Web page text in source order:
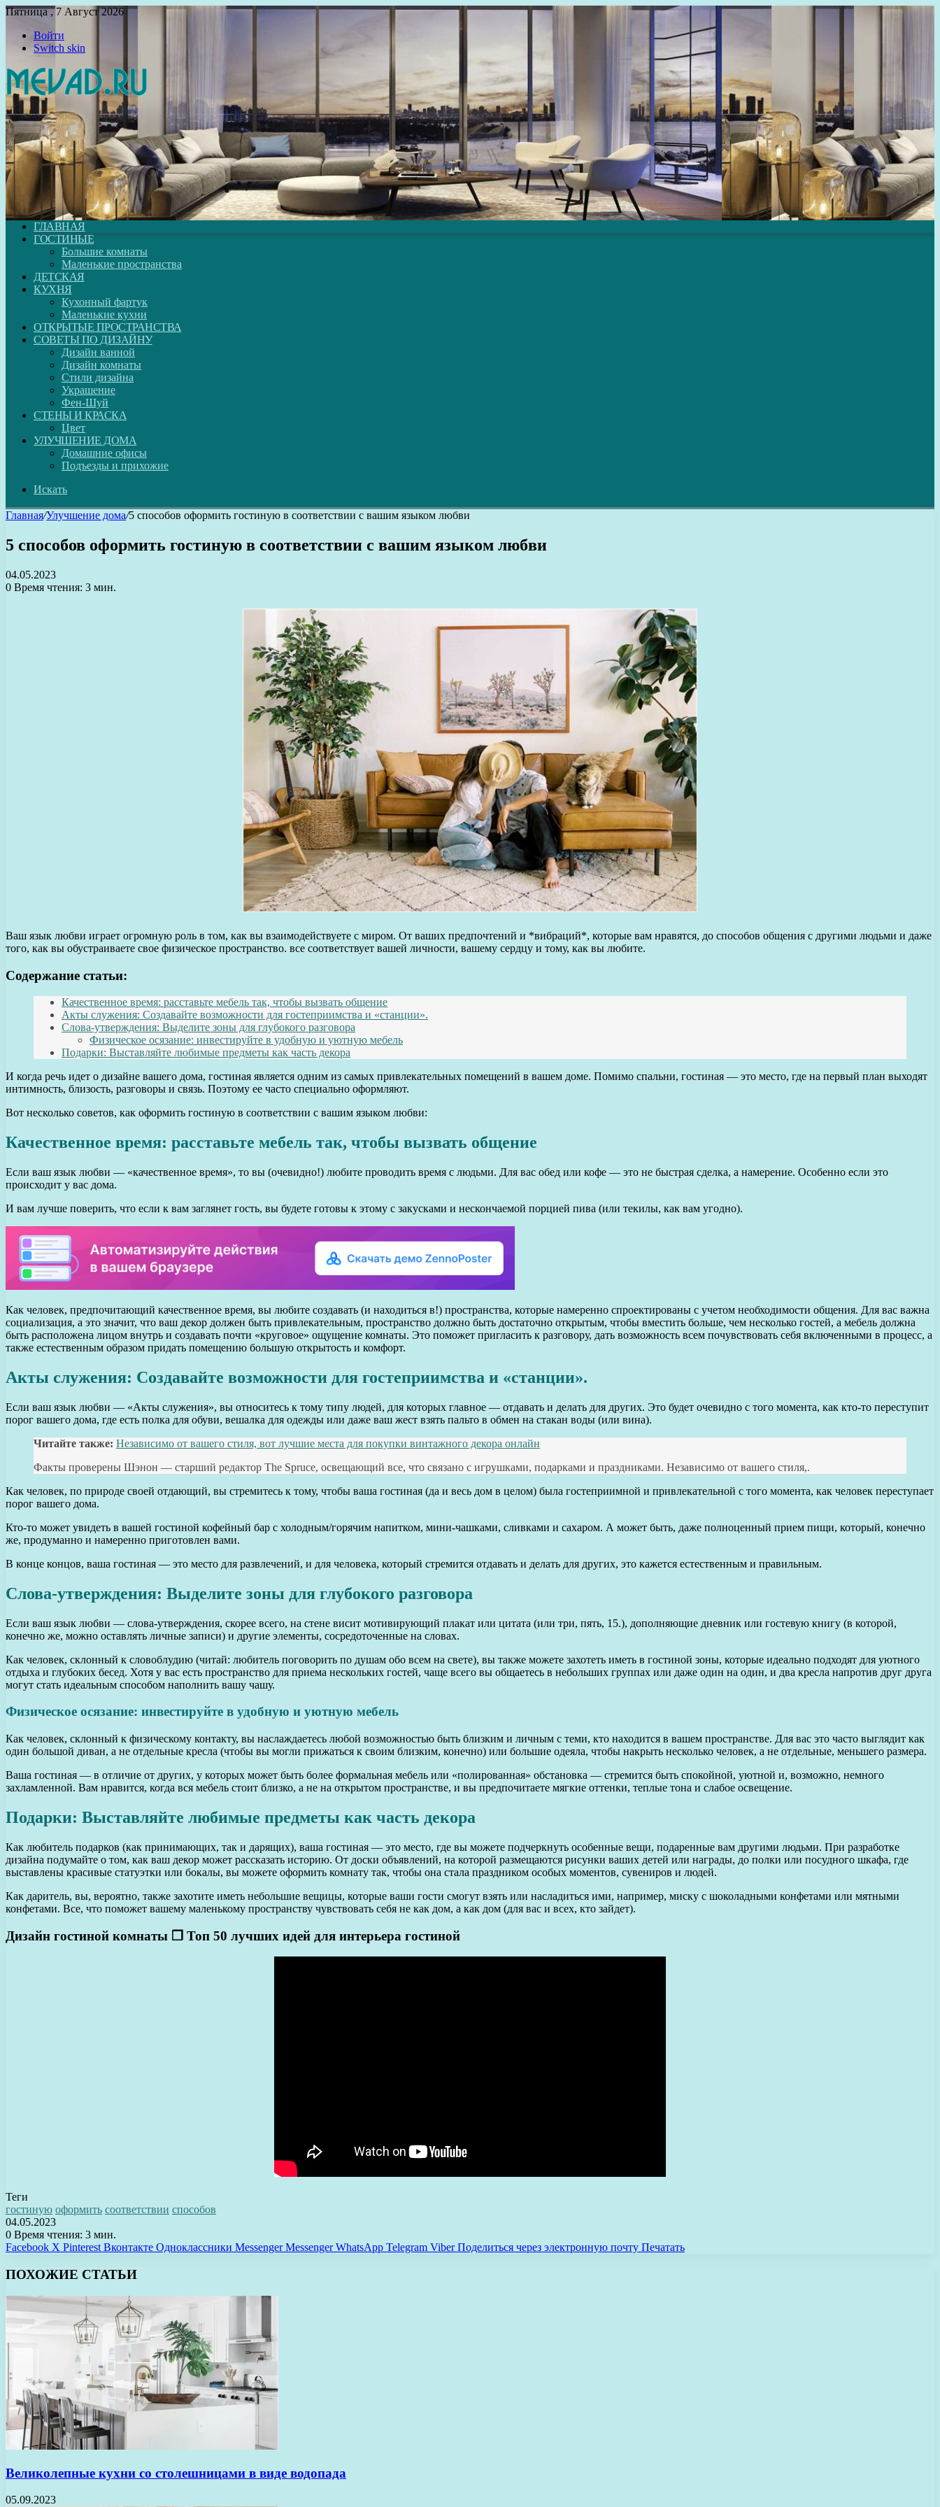
Пятница , 7 Август 2026
Войти
Switch skin
ГЛАВНАЯ
ГОСТИНЫЕ
Большие комнаты
Маленькие пространства
ДЕТСКАЯ
КУХНЯ
Кухонный фартук
Маленькие кухни
ОТКРЫТЫЕ ПРОСТРАНСТВА
СОВЕТЫ ПО ДИЗАЙНУ
Дизайн ванной
Дизайн комнаты
Стили дизайна
Украшение
Фен-Шуй
СТЕНЫ И КРАСКА
Цвет
УЛУЧШЕНИЕ ДОМА
Домашние офисы
Подъезды и прихожие
Искать
Главная/Улучшение дома/5 способов оформить гостиную в соответствии с вашим языком любви
5 способов оформить гостиную в соответствии с вашим языком любви
04.05.2023
0 Время чтения: 3 мин.
Ваш язык любви играет огромную роль в том, как вы взаимодействуете с миром. От ваших предпочтений и *вибраций*, которые вам нравятся, до способов общения с другими людьми и даже
того, как вы обустраиваете свое физическое пространство. все соответствует вашей личности, вашему сердцу и тому, как вы любите.
Содержание статьи:
Качественное время: расставьте мебель так, чтобы вызвать общение
Акты служения: Создавайте возможности для гостеприимства и «станции».
Слова-утверждения: Выделите зоны для глубокого разговора
Физическое осязание: инвестируйте в удобную и уютную мебель
Подарки: Выставляйте любимые предметы как часть декора
И когда речь идет о дизайне вашего дома, гостиная является одним из самых привлекательных помещений в вашем доме. Помимо спальни, гостиная — это место, где на первый план выходят
интимность, близость, разговоры и связь. Поэтому ее часто специально оформляют.
Вот несколько советов, как оформить гостиную в соответствии с вашим языком любви:
Качественное время: расставьте мебель так, чтобы вызвать общение
Если ваш язык любви — «качественное время», то вы (очевидно!) любите проводить время с людьми. Для вас обед или кофе — это не быстрая сделка, а намерение. Особенно если это
происходит у вас дома.
И вам лучше поверить, что если к вам заглянет гость, вы будете готовы к этому с закусками и нескончаемой порцией пива (или текилы, как вам угодно).
Как человек, предпочитающий качественное время, вы любите создавать (и находиться в!) пространства, которые намеренно спроектированы с учетом необходимости общения. Для вас важна
социализация, а это значит, что ваш декор должен быть привлекательным, пространство должно быть достаточно открытым, чтобы вместить больше, чем несколько гостей, а мебель должна
быть расположена лицом внутрь и создавать почти «круговое» ощущение комнаты. Это поможет пригласить к разговору, дать возможность всем почувствовать себя включенными в процесс, а
также естественным образом придать помещению большую открытость и комфорт.
Акты служения: Создавайте возможности для гостеприимства и «станции».
Если ваш язык любви — «Акты служения», вы относитесь к тому типу людей, для которых главное — отдавать и делать для других. Это будет очевидно с того момента, как кто-то переступит
порог вашего дома, где есть полка для обуви, вешалка для одежды или даже ваш жест взять пальто в обмен на стакан воды (или вина).
Читайте также: Независимо от вашего стиля, вот лучшие места для покупки винтажного декора онлайн
Факты проверены Шэнон — старший редактор The Spruce, освещающий все, что связано с игрушками, подарками и праздниками. Независимо от вашего стиля,.
Как человек, по природе своей отдающий, вы стремитесь к тому, чтобы ваша гостиная (да и весь дом в целом) была гостеприимной и привлекательной с того момента, как человек переступает
порог вашего дома.
Кто-то может увидеть в вашей гостиной кофейный бар с холодным/горячим напитком, мини-чашками, сливками и сахаром. А может быть, даже полноценный прием пищи, который, конечно
же, продуманно и намеренно приготовлен вами.
В конце концов, ваша гостиная — это место для развлечений, и для человека, который стремится отдавать и делать для других, это кажется естественным и правильным.
Слова-утверждения: Выделите зоны для глубокого разговора
Если ваш язык любви — слова-утверждения, скорее всего, на стене висит мотивирующий плакат или цитата (или три, пять, 15.), дополняющие дневник или гостевую книгу (в которой,
конечно же, можно оставлять личные записи) и другие элементы, сосредоточенные на словах.
Как человек, склонный к словоблудию (читай: любитель поговорить по душам обо всем на свете), вы также можете захотеть иметь в гостиной зоны, которые идеально подходят для уютного
отдыха и глубоких бесед. Хотя у вас есть пространство для приема нескольких гостей, чаще всего вы общаетесь в небольших группах или даже один на один, и два кресла напротив друг друга
могут стать идеальным способом наполнить вашу чашу.
Физическое осязание: инвестируйте в удобную и уютную мебель
Как человек, склонный к физическому контакту, вы наслаждаетесь любой возможностью быть близким и личным с теми, кто находится в вашем пространстве. Для вас это часто выглядит как
один большой диван, а не отдельные кресла (чтобы вы могли прижаться к своим близким, конечно) или большие одеяла, чтобы накрыть несколько человек, а не отдельные, меньшего размера.
Ваша гостиная — в отличие от других, у которых может быть более формальная мебель или «полированная» обстановка — стремится быть спокойной, уютной и, возможно, немного
захламленной. Вам нравится, когда вся мебель стоит близко, а не на открытом пространстве, и вы предпочитаете мягкие оттенки, теплые тона и слабое освещение.
Подарки: Выставляйте любимые предметы как часть декора
Как любитель подарков (как принимающих, так и дарящих), ваша гостиная — это место, где вы можете подчеркнуть особенные вещи, подаренные вам другими людьми. При разработке
дизайна подумайте о том, как ваш декор может рассказать историю. От доски объявлений, на которой размещаются рисунки ваших детей или награды, до полки или посудного шкафа, где
выставлены красивые статуэтки или бокалы, вы можете оформить комнату так, чтобы она стала праздником особых моментов, сувениров и людей.
Как даритель, вы, вероятно, также захотите иметь небольшие вещицы, которые ваши гости смогут взять или насладиться ими, например, миску с шоколадными конфетами или мятными
конфетами. Все, что поможет вашему маленькому пространству чувствовать себя не как дом, а как дом (для вас и всех, кто зайдет).
Дизайн гостиной комнаты ❒︎ Топ 50 лучших идей для интерьера гостиной
Теги
гостиную оформить соответствии способов
04.05.2023
0 Время чтения: 3 мин.
Facebook X Pinterest Вконтакте Одноклассники Messenger Messenger WhatsApp Telegram Viber Поделиться через электронную почту Печатать
ПОХОЖИЕ СТАТЬИ
Великолепные кухни со столешницами в виде водопада
05.09.2023